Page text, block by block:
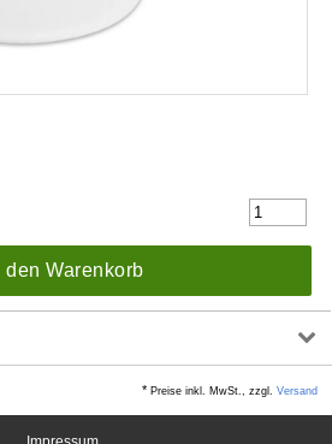
den Warenkorb
*Preise inkl. MwSt., zzgl.Versand